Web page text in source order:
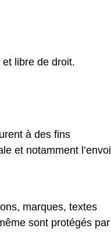
libre de droit.
à des fins
et notamment l’envoi
marques, textes
sont protégés par